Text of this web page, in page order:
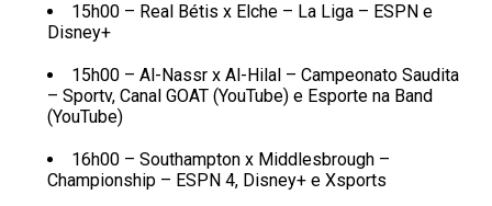
15h00 – Real Bétis x Elche – La Liga – ESPN e
Disney+
15h00 – Al-Nassr x Al-Hilal – Campeonato Saudita
– Sportv, Canal GOAT (YouTube) e Esporte na Band
(YouTube)
16h00 – Southampton x Middlesbrough –
Championship – ESPN 4, Disney+ e Xsports